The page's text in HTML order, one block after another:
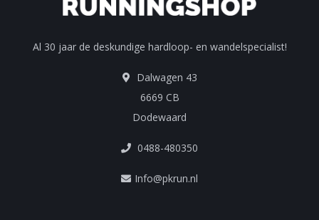
Al 30 jaar de deskundige hardloop- en wandelspecialist!
Dalwagen 43
6669 CB
Dodewaard
0488-480350
Info@pkrun.nl